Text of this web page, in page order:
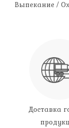
Выпекание /
Доставка